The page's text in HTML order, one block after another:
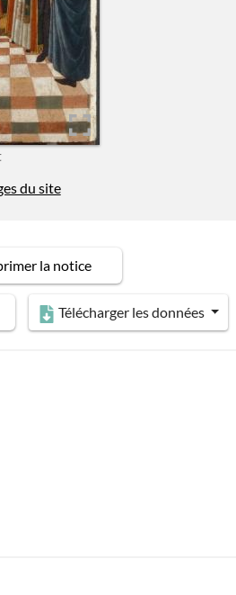
du site
la notice
Télécharger les données